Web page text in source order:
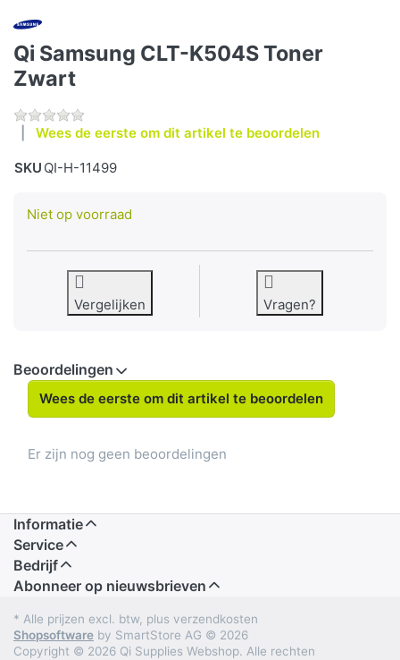
Qi Samsung CLT-K504S Toner
Zwart
Wees de eerste om dit artikel te beoordelen
SKU QI-H-11499
Niet op voorraad
Vergelijken Vragen?
Beoordelingen
Wees de eerste om dit artikel te beoordelen
Er zijn nog geen beoordelingen
Informatie
Service
Bedrijf
Abonneer op nieuwsbrieven
* Alle prijzen excl. btw, plus verzendkosten
Shopsoftware by SmartStore AG © 2026
Copyright © 2026 Qi Supplies Webshop. Alle rechten